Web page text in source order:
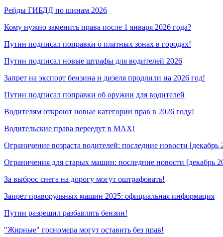
Рейды ГИБДД по шинам 2026
Кому нужно заменить права после 1 января 2026 года?
Путин подписал поправки о платных зонах в городах!
Путин подписал новые штрафы для водителей 2026
Запрет на экспорт бензина и дизеля продлили на 2026 год!
Путин подписал поправки об оружии для водителей
Водителям откроют новые категории прав в 2026 году!
Водительские права переедут в MAX!
Ограничение возраста водителей: последние новости [декабрь
Ограничения для старых машин: последние новости [декабрь
За выброс снега на дорогу могут оштрафовать!
Запрет праворульных машин 2025: официальная информация
Путин разрешил разбавлять бензин!
"Жирные" госномера могут оставить без прав!